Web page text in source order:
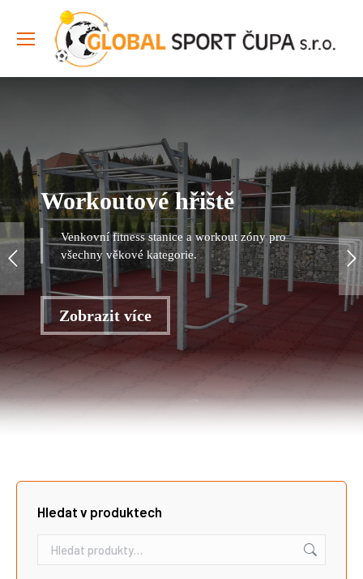
Workoutové hřiště
Venkovní fitness stanice a workout zóny pro
všechny věkové kategorie.
Zobrazit více
Hledat v produktech